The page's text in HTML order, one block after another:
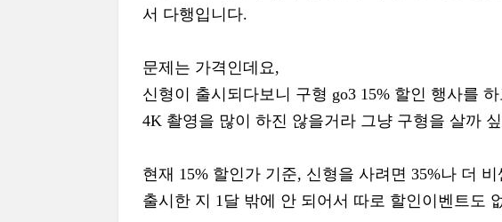
서 다행입니다.
문제는 가격인데요,
신형이 출시되다보니 구형 go3 15% 할인 행사를
4K 촬영을 많이 하진 않을거라 그냥 구형을 살까
현재 15% 할인가 기준, 신형을 사려면 35%나 더
출시한 지 1달 밖에 안 되어서 따로 할인이벤트도